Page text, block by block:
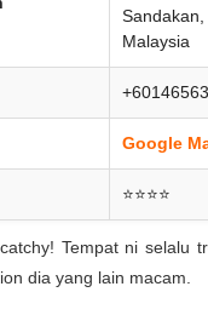
Sandakan,
Malaysia
Google
⭐⭐⭐⭐
Tempat ni selalu
dia yang lain macam.